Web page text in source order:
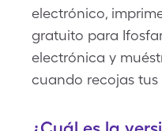
electrónico,
gratuito para
electrónica y
cuando recojas tus